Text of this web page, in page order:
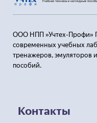
ООО НПП »Учтех-Профи»
современных учебных
тренажеров, эмуляторов
пособий.
Контакты